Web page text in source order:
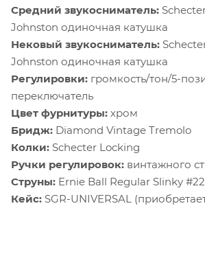
Средний звукосниматель:
Johnston одиночная катушка
Нековый звукосниматель:
Johnston одиночная катушка
Регулировки: громкость/тон/5-
переключатель
Цвет фурнитуры: хром
Бридж: Diamond Vintage Tremolo
Колки: Schecter Locking
Ручки регулировок: винтажного
Струны: Ernie Ball Regular Slinky
Кейс: SGR-UNIVERSAL